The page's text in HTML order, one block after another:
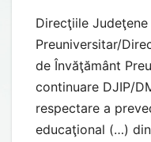
Direcţiile
Preuniversitar/
de Învăţământ
continuare DJIP/
respectare a
educaţional (…)